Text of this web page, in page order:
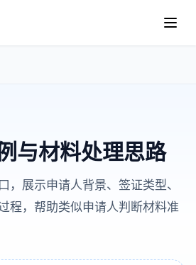
与材料处理思路
，展示申请人背景、签证类型、
程，帮助类似申请人判断材料准